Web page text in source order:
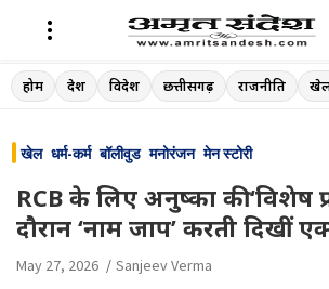
Skip
to
होम देश विदेश छत्तीसगढ़ राजनीति
खेल धर्म-कर्म बॉलीवुड मनोरंजन मेन स्टोरी
RCB के लिए अनुष्का की ‘विशेष
दौरान ‘नाम जाप’ करती दिखीं
May 27, 2026 Sanjeev Verma